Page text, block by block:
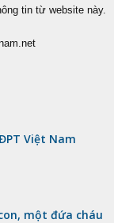
tin từ website này.
Việt Nam
một đứa cháu